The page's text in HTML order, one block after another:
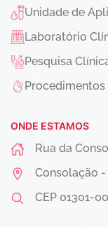
Unidade de
Laboratório
Pesquisa
Procedimentos
ONDE ESTAMOS
Rua da
Consolação -
CEP 01301-